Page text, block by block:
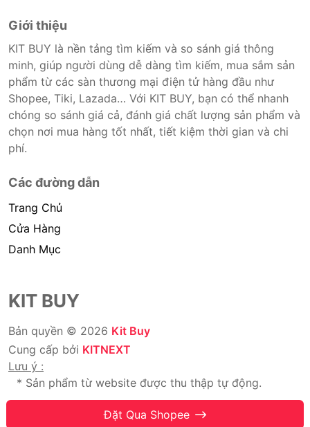
Đặt Qua Shopee
Giới thiệu
KIT BUY là nền tảng tìm kiếm và so sánh giá thông
minh, giúp người dùng dễ dàng tìm kiếm, mua sắm sản
phẩm từ các sàn thương mại điện tử hàng đầu như
Shopee, Tiki, Lazada… Với KIT BUY, bạn có thể nhanh
chóng so sánh giá cả, đánh giá chất lượng sản phẩm và
chọn nơi mua hàng tốt nhất, tiết kiệm thời gian và chi
phí.
Các đường dẫn
Trang Chủ
Cửa Hàng
Danh Mục
KIT BUY
Bản quyền © 2026 Kit Buy
Cung cấp bởi KITNEXT
Lưu ý :
* Sản phẩm từ website được thu thập tự động.
* Chúng tôi không bán hàng.